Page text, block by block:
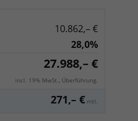
10.862,– €
28,0%
27.988,– €
incl. 19% MwSt., Überführung.
271,– € mtl.